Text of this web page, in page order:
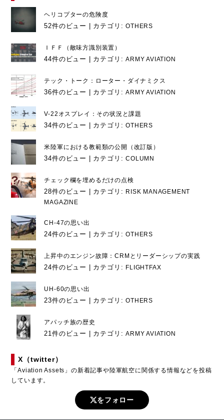
ヘリコプターの危険度
52件のビュー カテゴリ:OTHERS
ＩＦＦ（敵味方識別装置）
44件のビュー カテゴリ:ARMY AVIATION
テック・トーク：ローター・ダイナミクス
36件のビュー カテゴリ:ARMY AVIATION
V-22オスプレイ：その状況と課題
34件のビュー カテゴリ:OTHERS
米陸軍における教範類の公開（改訂版）
34件のビュー カテゴリ:COLUMN
チェック欄を埋めるだけの点検
28件のビュー カテゴリ: RISK MANAGEMENT
MAGAZINE
CH-47の思い出
24件のビュー カテゴリ:OTHERS
上昇中のエンジン故障：CRMとリーダーシップの実践
24件のビュー カテゴリ: FLIGHTFAX
UH-60の思い出
23件のビュー カテゴリ:OTHERS
アパッチ族の歴史
21件のビュー カテゴリ:ARMY AVIATION
X（twitter）
「Aviation Assets」の新着記事や陸軍航空に関係する情報などを投稿
しています。
をフォロー